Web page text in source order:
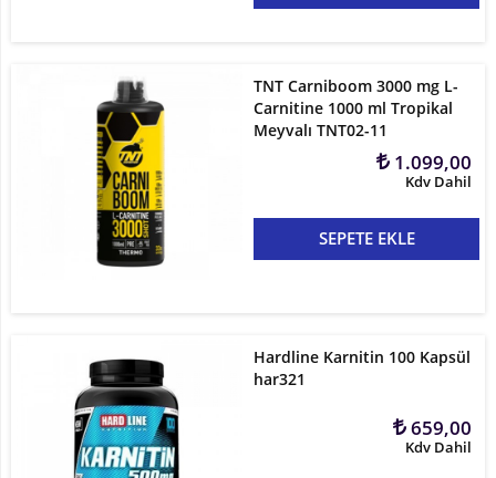
TNT Carniboom 3000 mg L-
Carnitine 1000 ml Tropikal
Meyvalı TNT02-11
1.099,00
Kdv Dahil
SEPETE EKLE
Hardline Karnitin 100 Kapsül
har321
659,00
Kdv Dahil